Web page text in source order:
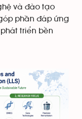
và đào tạo
phần đáp ứng
triển bền